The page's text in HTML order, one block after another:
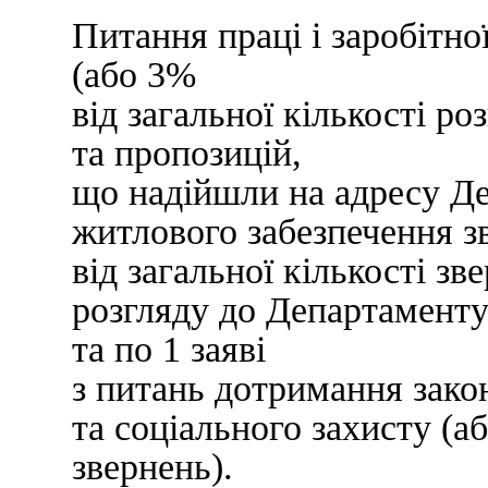
Питання праці і
(або 3%
від загальної кількості
та пропозицій,
що надійшли на адресу
житлового забезпечення
від загальної кількості
розгляду до
та по 1 заяві
з питань дотримання
та соціального захисту
звернень).